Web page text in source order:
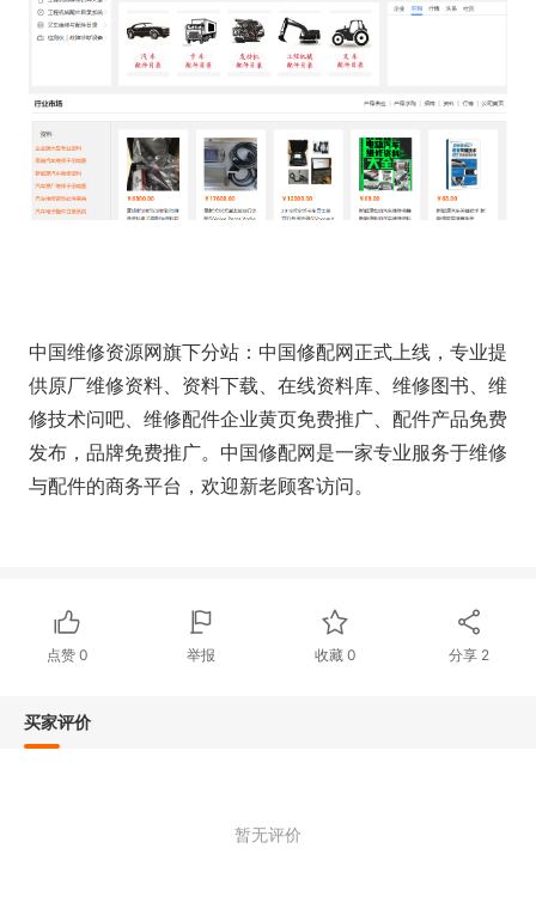
中国维修资源网旗下分站：中国修配网正式上线，专业提
供原厂维修资料、资料下载、在线资料库、维修图书、维
修技术问吧、维修配件企业黄页免费推广、配件产品免费
发布，品牌免费推广。中国修配网是一家专业服务于维修
与配件的商务平台，欢迎新老顾客访问。
点赞 0 举报 收藏 0 分享 2
买家评价
暂无评价